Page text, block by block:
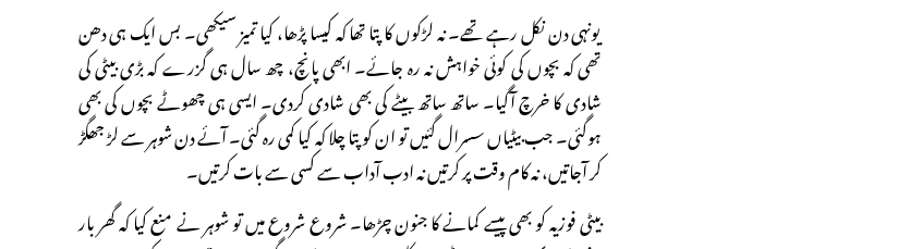
یونہی دن نکل رہے تھے۔ نہ لڑکوں کا پتا تھا کہ کیسا پڑھا، کیا تمیز سیکھی۔ بس ایک ہی دھن
تھی کہ بچوں کی کوئی خواہش نہ رہ جائے۔ ابھی پانچ، چھ سال ہی گزرے کہ بڑی بیٹی کی
شادی کا خرچ آگیا۔ ساتھ ساتھ بیٹے کی بھی شادی کردی۔ ایسی ہی چھوٹے بچوں کی بھی
ہوگئی۔ جب بیٹیاں سسرال گئیں تو ان کو پتا چلا کہ کیا کمی رہ گئی۔ آئے دن شوہر سے لڑ جھگڑ
کر آجاتیں، نہ کام وقت پر کرتیں نہ ادب آداب سے کسی سے بات کرتیں۔
بیٹی فوزیہ کو بھی پیسے کمانے کا جنون چڑھا۔ شروع شروع میں تو شوہر نے منع کیا کہ گھر بار